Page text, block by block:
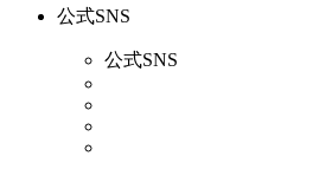
公式SNS
公式SNS